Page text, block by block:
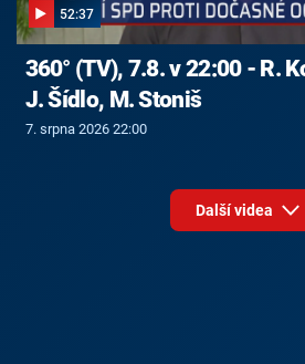
52:37
360° (TV), 7.8. v 22:00 - R.
J. Šídlo, M. Stoniš
7. srpna 2026 22:00
Další videa